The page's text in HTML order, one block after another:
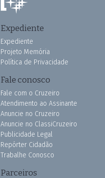
Expediente
Expediente
Projeto Memória
Política de Privacidade
Fale conosco
Fale com o Cruzeiro
Atendimento ao Assinante
Anuncie no Cruzeiro
Anuncie no ClassiCruzeiro
Publicidade Legal
Repórter Cidadão
Trabalhe Conosco
Parceiros